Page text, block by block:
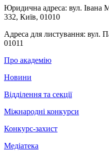
Юридична адреса: вул. Івана
332, Київ, 01010
Адреса для листування: вул.
01011
Про академію
Новини
Відділення та секції
Міжнародні конкурси
Конкурс-захист
Медіатека